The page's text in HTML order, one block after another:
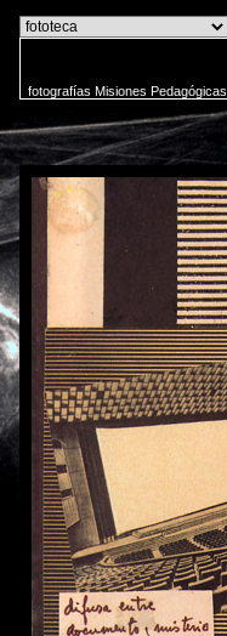
fotografías Misiones Pedagógicas